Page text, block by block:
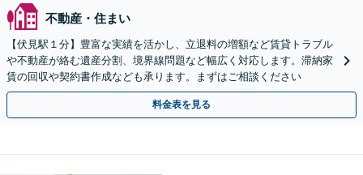
不動産・住まい
【伏見駅１分】豊富な実績を活かし、立退料の増額など賃貸トラブル
や不動産が絡む遺産分割、境界線問題など幅広く対応します。滞納家
賃の回収や契約書作成なども承ります。まずはご相談ください
料金表を見る